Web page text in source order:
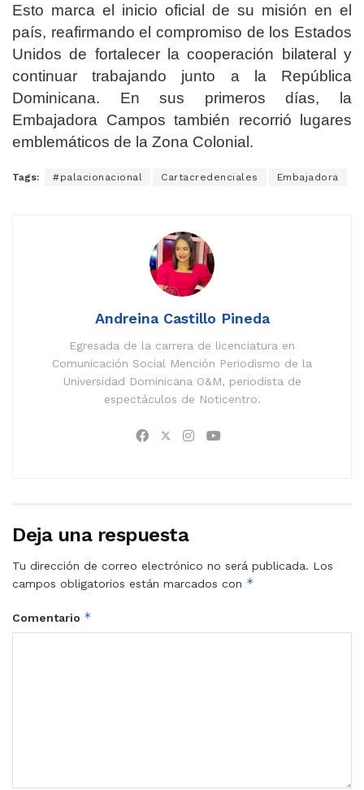
Esto marca el inicio oficial de su misión en el
país, reafirmando el compromiso de los Estados
Unidos de fortalecer la cooperación bilateral y
continuar trabajando junto a la República
Dominicana. En sus primeros días, la
Embajadora Campos también recorrió lugares
emblemáticos de la Zona Colonial.
Tags: #palacionacional Cartacredenciales Embajadora
Andreina Castillo Pineda
Egresada de la carrera de licenciatura en
Comunicación Social Mención Periodismo de la
Universidad Dominicana O&M, periodista de
espectáculos de Noticentro.
Deja una respuesta
Tu dirección de correo electrónico no será publicada. Los
campos obligatorios están marcados con *
Comentario *